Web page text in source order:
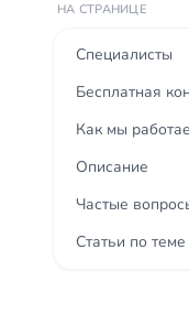
НА СТРАНИЦЕ
Специалисты
Бесплатная
Как мы
Описание
Частые
Статьи по теме